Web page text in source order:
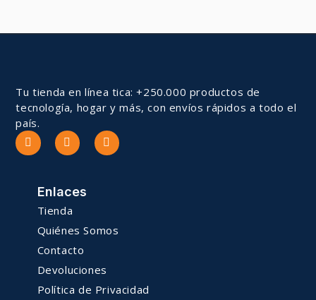
Tu tienda en línea tica: +250.000 productos de
tecnología, hogar y más, con envíos rápidos a todo el
país.
Enlaces
Tienda
Quiénes Somos
Contacto
Devoluciones
Política de Privacidad